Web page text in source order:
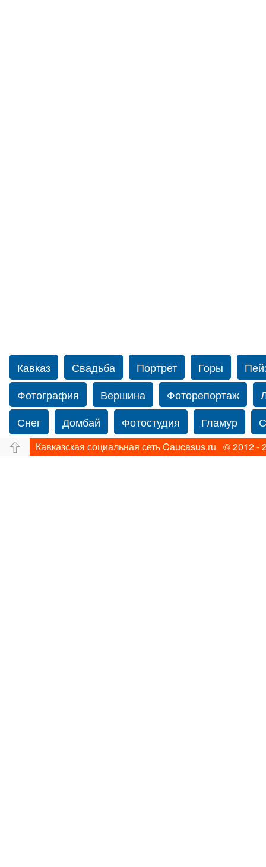
Кавказ Свадьба Портрет Горы
Фотография
Вершина Фоторепортаж
Снег
Домбай Фотостудия Гламур
Путешествие
Перевал Свадьба фото
Кавказская социальная сеть Caucasus.ru © 2012 -